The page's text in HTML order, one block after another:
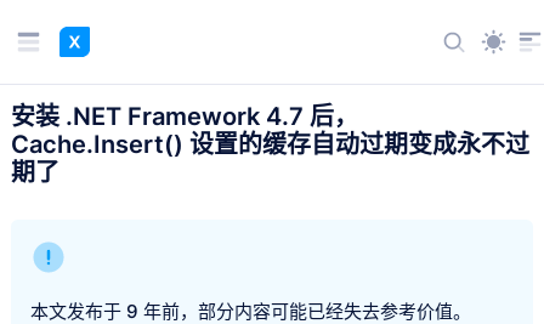
安装 .NET Framework 4.7 后，
Cache.Insert() 设置的缓存自动过期变成永不过
期了
本文发布于 9 年前，部分内容可能已经失去参考价值。